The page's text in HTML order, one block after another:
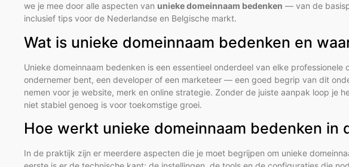
we je mee door alle aspecten van unieke domeinnaam bedenken — van de
inclusief tips voor de Nederlandse en Belgische markt.
Wat is unieke domeinnaam bedenken en
Unieke domeinnaam bedenken is een essentieel onderdeel van elke
ondernemer bent, een developer of een marketeer — een goed begrip van dit
nemen voor je website, merk en online strategie. Zonder de juiste aanpak loop je
niet stabiel genoeg is voor toekomstige groei.
Hoe werkt unieke domeinnaam bedenken in
In de praktijk zijn er meerdere aspecten die je moet begrijpen om unieke